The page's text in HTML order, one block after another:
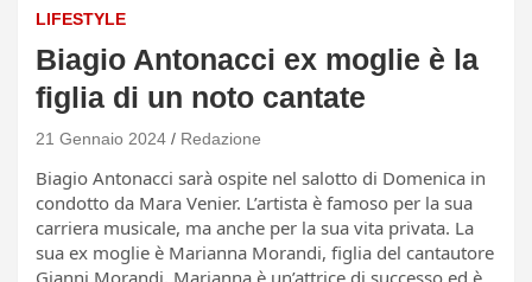
LIFESTYLE
Biagio Antonacci ex moglie è la
figlia di un noto cantate
21 Gennaio 2024 Redazione
Biagio Antonacci sarà ospite nel salotto di Domenica in
condotto da Mara Venier. L’artista è famoso per la sua
carriera musicale, ma anche per la sua vita privata. La
sua ex moglie è Marianna Morandi, figlia del cantautore
Gianni Morandi. Marianna è un’attrice di successo ed è